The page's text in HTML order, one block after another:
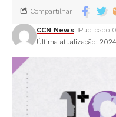
Última atualização:
CCN News Publicado
Compartilhar